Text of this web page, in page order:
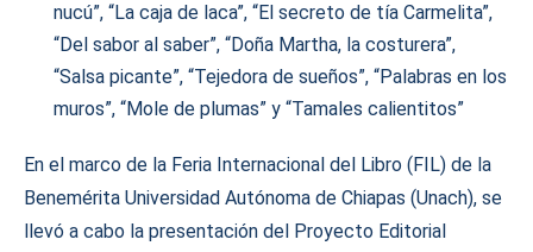
nucú”, “La caja de laca”, “El secreto de tía Carmelita”,
“Del sabor al saber”, “Doña Martha, la costurera”,
“Salsa picante”, “Tejedora de sueños”, “Palabras en los
muros”, “Mole de plumas” y “Tamales calientitos”
En el marco de la Feria Internacional del Libro (FIL) de la
Benemérita Universidad Autónoma de Chiapas (Unach), se
llevó a cabo la presentación del Proyecto Editorial